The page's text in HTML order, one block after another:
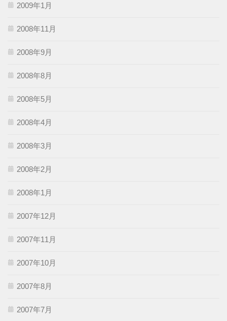
2009年1月
2008年11月
2008年9月
2008年8月
2008年5月
2008年4月
2008年3月
2008年2月
2008年1月
2007年12月
2007年11月
2007年10月
2007年8月
2007年7月